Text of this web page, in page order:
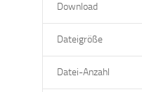
Download
Dateigröße
Datei-Anzahl